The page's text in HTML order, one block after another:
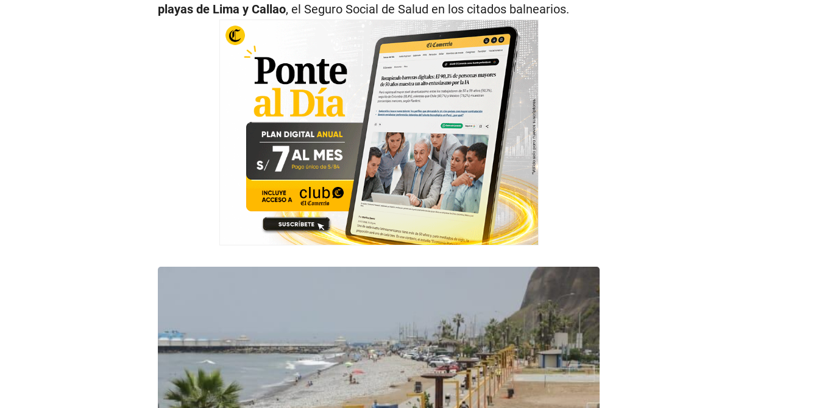
playas de Lima y Callao, el Seguro Social de Salud en los citados balnearios.